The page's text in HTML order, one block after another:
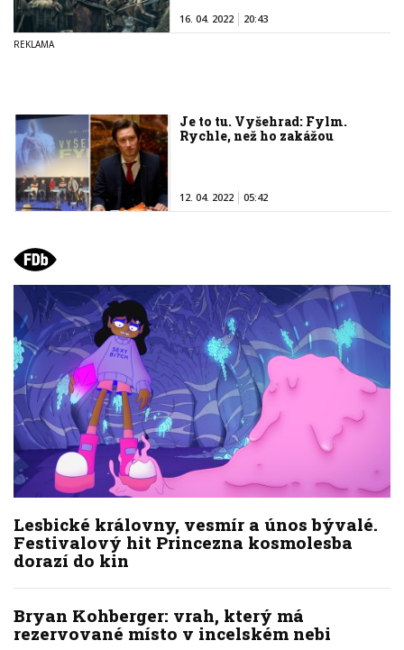
16. 04. 2022 20:43
Je to tu. Vyšehrad: Fylm.
Rychle, než ho zakážou
12. 04. 2022 05:42
Lesbické královny, vesmír a únos bývalé.
Festivalový hit Princezna kosmolesba
dorazí do kin
Bryan Kohberger: vrah, který má
rezervované místo v incelském nebi